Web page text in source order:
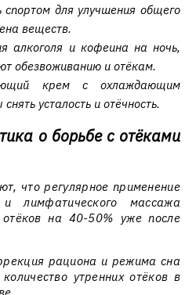
спортом для улучшения общего
веществ.
алкоголя и кофеина на ночь,
обезвоживанию и отёкам.
крем с охлаждающим
усталость и отёчность.
о борьбе с отёками
что регулярное применение
лимфатического массажа
на 40-50% уже после
рациона и режима сна
утренних отёков в